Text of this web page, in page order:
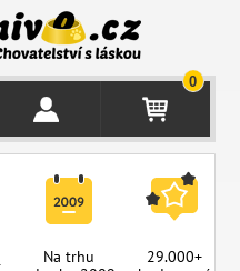
0
Na trhu
29.000+